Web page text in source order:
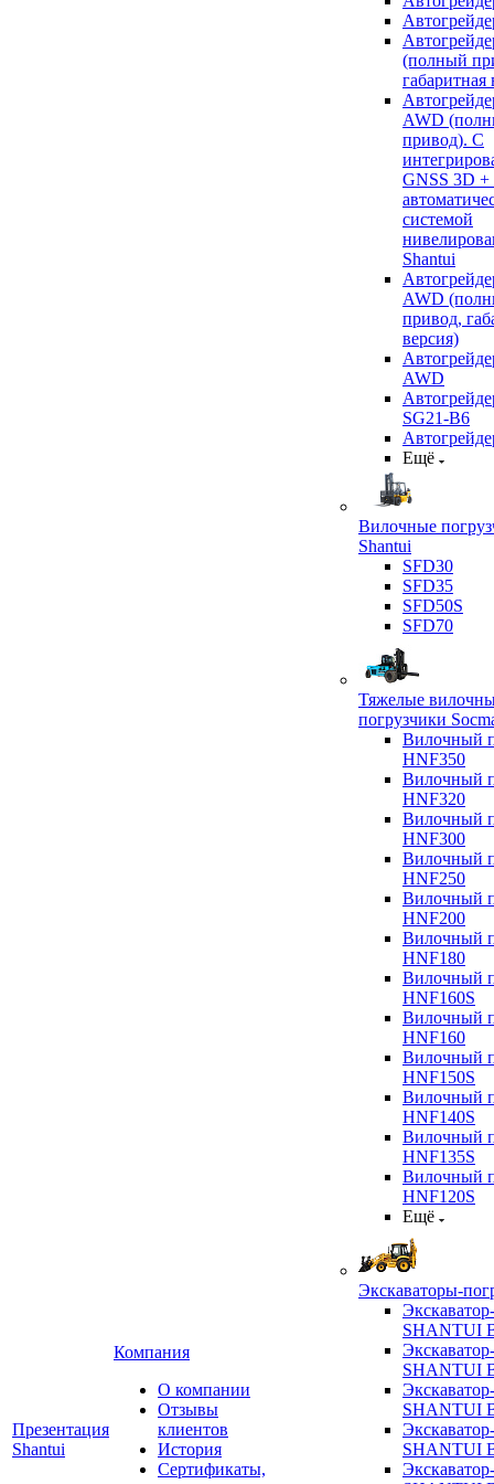
Презентация
Shantui
Компания
О компании
Отзывы
клиентов
История
Сертификаты,
(полный
габаритная
AWD
привод). С
GNSS 3D +
системой
Shantui
AWD
привод,
версия)
AWD
SG21-B6
Ещё
Вилочные
Shantui
SFD30
SFD35
SFD50S
SFD70
Тяжелые
погрузчики
Вилочный
HNF350
Вилочный
HNF320
Вилочный
HNF300
Вилочный
HNF250
Вилочный
HNF200
Вилочный
HNF180
Вилочный
HNF160S
Вилочный
HNF160
Вилочный
HNF150S
Вилочный
HNF140S
Вилочный
HNF135S
Вилочный
HNF120S
Ещё
Экскаваторы-
SHANTUI
SHANTUI
SHANTUI
SHANTUI